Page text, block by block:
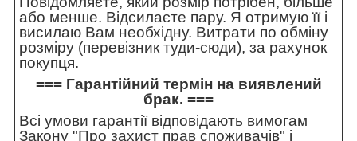
або менше. Відсилаєте пару. Я отримую її і
висилаю Вам необхідну. Витрати по обміну
розміру (перевізник туди-сюди), за рахунок
покупця.
=== Гарантійний термін на виявлений
брак. ===
Всі умови гарантії відповідають вимогам
Закону "Про захист прав споживачів" і